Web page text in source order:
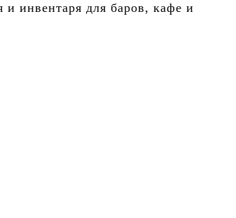
и инвентаря для баров, кафе и